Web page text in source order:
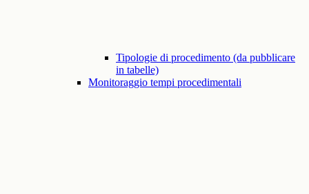
Tipologie di procedimento (da pubblicare
in tabelle)
Monitoraggio tempi procedimentali